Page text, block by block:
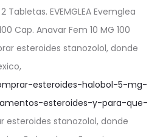
EVEMGLEA Evemglea
Cap. Anavar Fem 10 MG 100
esteroides stanozolol, donde
esteroides-halobol-5-mg-
esteroides-y-para-que-
esteroides stanozolol, donde